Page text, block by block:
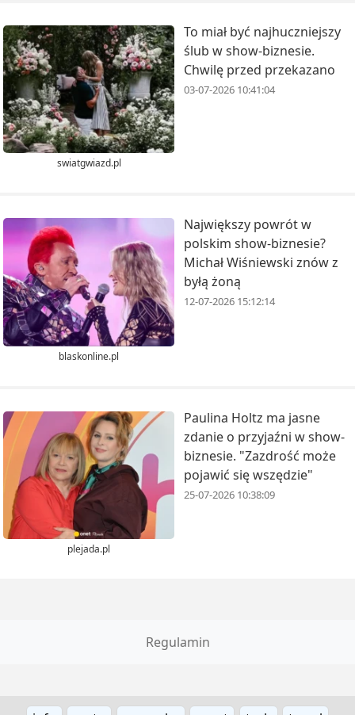
swiatgwiazd.pl
To miał być najhuczniejszy
ślub w show-biznesie.
Chwilę przed przekazano
03-07-2026 10:41:04
blaskonline.pl
Największy powrót w
polskim show-biznesie?
Michał Wiśniewski znów z
byłą żoną
12-07-2026 15:12:14
plejada.pl
Paulina Holtz ma jasne
zdanie o przyjaźni w show-
biznesie. "Zazdrość może
pojawić się wszędzie"
25-07-2026 10:38:09
Regulamin